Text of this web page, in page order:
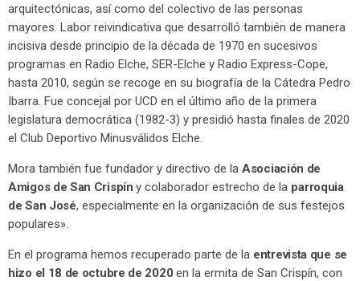
arquitectónicas, así como del colectivo de las personas
mayores. Labor reivindicativa que desarrolló también de manera
incisiva desde principio de la década de 1970 en sucesivos
programas en Radio Elche, SER-Elche y Radio Express-Cope,
hasta 2010, según se recoge en su biografía de la Cátedra Pedro
Ibarra. Fue concejal por UCD en el último año de la primera
legislatura democrática (1982-3) y presidió hasta finales de 2020
el Club Deportivo Minusválidos Elche.
Mora también fue fundador y directivo de la Asociación de
Amigos de San Crispíny colaborador estrecho de la parroquia
de San José, especialmente en la organización de sus festejos
populares».
En el programa hemos recuperado parte de la entrevista que se
hizo el 18 de octubre de 2020 en la ermita de San Crispín, con